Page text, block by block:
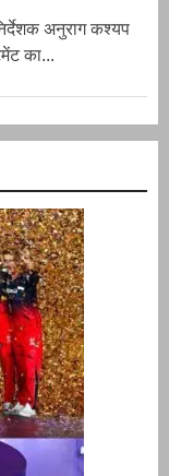
अनुराग कश्यप
का...